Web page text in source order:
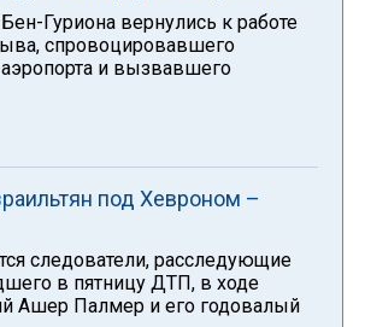
Гуриона вернулись к работе
спровоцировавшего
и вызвавшего
под Хевроном –
следователи, расследующие
в пятницу ДТП, в ходе
Ашер Палмер и его годовалый